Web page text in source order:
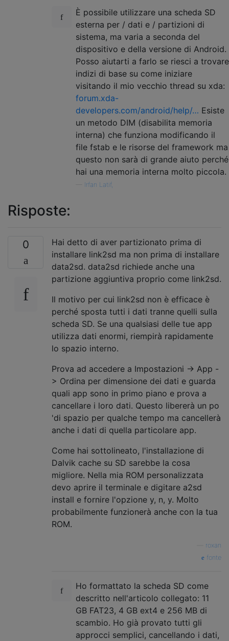
È possibile utilizzare una scheda SD
esterna per / dati e / partizioni di
sistema, ma varia a seconda del
dispositivo e della versione di Android.
Posso aiutarti a farlo se riesci a trovare
indizi di base su come iniziare
visitando il mio vecchio thread su xda:
forum.xda-
developers.com/android/help/… Esiste
un metodo DIM (disabilita memoria
interna) che funziona modificando il
file fstab e le risorse del framework ma
questo non sarà di grande aiuto perché
hai una memoria interna molto piccola.
Irfan Latif,
Risposte:
0
Hai detto di aver partizionato prima di
installare link2sd ma non prima di installare
data2sd. data2sd richiede anche una
partizione aggiuntiva proprio come link2sd.
Il motivo per cui link2sd non è efficace è
perché sposta tutti i dati tranne quelli sulla
scheda SD. Se una qualsiasi delle tue app
utilizza dati enormi, riempirà rapidamente
lo spazio interno.
Prova ad accedere a Impostazioni -> App -
> Ordina per dimensione dei dati e guarda
quali app sono in primo piano e prova a
cancellare i loro dati. Questo libererà un po
'di spazio per qualche tempo ma cancellerà
anche i dati di quella particolare app.
Come hai sottolineato, l'installazione di
Dalvik cache su SD sarebbe la cosa
migliore. Nella mia ROM personalizzata
devo aprire il terminale e digitare a2sd
install e fornire l'opzione y, n, y. Molto
probabilmente funzionerà anche con la tua
ROM.
roxan
fonte
Ho formattato la scheda SD come
descritto nell'articolo collegato: 11
GB FAT23, 4 GB ext4 e 256 MB di
scambio. Ho già provato tutti gli
approcci semplici, cancellando i dati,